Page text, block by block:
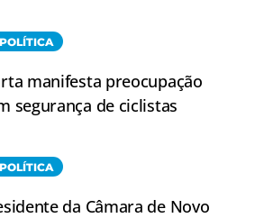
POLÍTICA
manifesta preocupação
segurança de ciclistas
POLÍTICA
da Câmara de Novo